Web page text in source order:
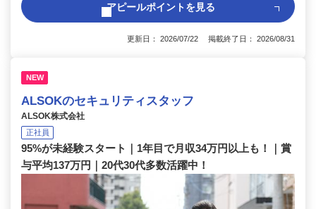
アピールポイントを見る
更新日： 2026/07/22 掲載終了日： 2026/08/31
NEW
ALSOKのセキュリティスタッフ
ALSOK株式会社
正社員
95%が未経験スタート｜1年目で月収34万円以上も！｜賞
与平均137万円｜20代30代多数活躍中！